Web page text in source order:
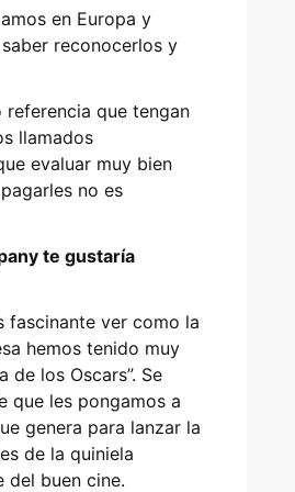
en Europa y
reconocerlos y
que tengan
llamados
evaluar muy bien
no es
te gustaría
fascinante ver como la
hemos tenido muy
de los Oscars”. Se
que les pongamos a
genera para lanzar la
de la quiniela
del buen cine.